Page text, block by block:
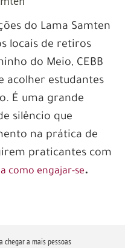
do Lama Samten
locais de retiros
do Meio, CEBB
acolher estudantes
É uma grande
silêncio que
na prática de
praticantes com
como engajar-se.
chegar a mais pessoas